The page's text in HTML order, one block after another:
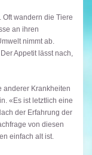
wandern die Tiere
an ihren
nimmt ab.
Appetit lässt nach,
anderer Krankheiten
«Es ist letztlich eine
der Erfahrung der
von diesen
einfach alt ist.